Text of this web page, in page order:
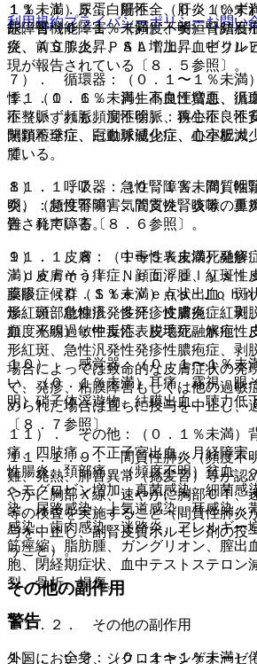
１％未満）尿蛋白陽性、（０．１％未
尿、腎機能障害、（頻度不明）腎結石
症、前立腺炎、ＰＳＡ増加、血中クレ
７）． 循環器：（０．１〜１％未満
悸、（０．１％未満）高血圧増悪、循
不整脈、頻脈、洞性徐脈、狭心症、不
閉鎖不全症、冠動脈硬化症、心室肥大
腫。
８）． 呼吸器：（０．１％未満）咽
炎、（頻度不明）気管支炎、咳嗽、鼻
難、発声障害。
９）． 皮膚：（１〜５％未満）発疹
満）皮膚そう痒症、顔面浮腫、紅斑性
薬疹、（０．１％未満）点状出血、斑
燥、頭部粃糠疹、多汗、皮膚炎、紅斑
血、光線過敏性反応、脱毛症、水疱性
１０）． 感覚器：（０．１〜１％未
い、（０．１％未満）耳痛、霧視、眼
明）硝子体浮遊物、結膜出血、聴力低
１１）． その他：（０．１％未満）
痛、四肢痛、不正子宮出血、月経障害
性腸炎、頚部痛、（頻度不明）貧血、
ヘモグロビン増加、真菌感染、細菌感
染、尿路感染、上気道感染、耳感染、
感染、歯肉感染、迷路炎、アレルギー
筋痙縮、脂肪腫、ガングリオン、膣出
胞、閉経期症状、血中テストステロン
裂、骨折、損傷。
警告
外国において、シクロオキシゲナーゼ
１１．１．５． 肝不全、肝炎（いず
能障害（０．１％未満）、黄疸（頻度
炎、ＡＳＴ上昇、ＡＬＴ上昇、ビリル
現が報告されている〔８．５参照〕。
１１．１．６． 再生不良性貧血、汎
症（いずれも頻度不明）：再生不良性
無顆粒球症、白血球減少症、血小板減
ている。
１１．１．７． 急性腎障害、間質性
明）：急性腎障害、間質性腎炎等の重
告されている〔８．６参照〕。
１１．１．８． 中毒性表皮壊死融解
ｉｄｅｒｍａｌ Ｎｅｃｒｏｌｙｓｉ
膜眼症候群（Ｓｔｅｖｅｎｓ−Ｊｏｈ
形紅斑、急性汎発性発疹性膿疱症、剥
頻度不明）：中毒性表皮壊死融解症、
形紅斑、急性汎発性発疹性膿疱症、剥
場合によっては致命的な皮膚症状の発
で、発疹、粘膜障害もしくは他の過敏
められた場合は直ちに投与を中止し、
〔８．７参照〕。
１１．１．９． 間質性肺炎（頻度不
難、発熱、肺音異常（捻髪音）等が認
やかに胸部Ｘ線、速やかに胸部ＣＴ、
等の検査を実施すること（間質性肺炎
与を中止し、副腎皮質ホルモン剤の投
うこと）。
その他の副作用
１１．２． その他の副作用
１）． 全身：（０．１〜１％未満）
利用規約プライバシーポリシーお問い